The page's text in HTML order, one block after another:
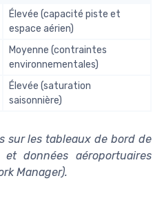
Élevée (capacité piste et
espace aérien)
Moyenne (contraintes
environnementales)
Élevée (saturation
saisonnière)
sur les tableaux de bord de
données aéroportuaires
Manager).